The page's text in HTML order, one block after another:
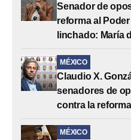
Senador de
reforma al
linchado: María
MÉXICO
Claudio X.
senadores de
contra la
MÉXICO